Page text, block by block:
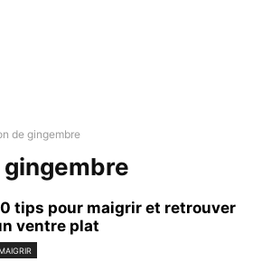
de gingembre
tips pour maigrir et retrouver
ventre plat